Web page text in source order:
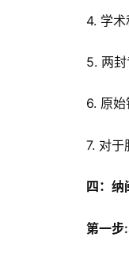
4. 学
5. 两
6. 原
7. 对于
四：纳
第一步